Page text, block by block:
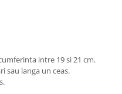
intre 19 si 21 cm.
sau langa un ceas.